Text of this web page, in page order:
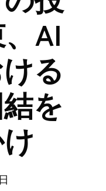
AI
る
を